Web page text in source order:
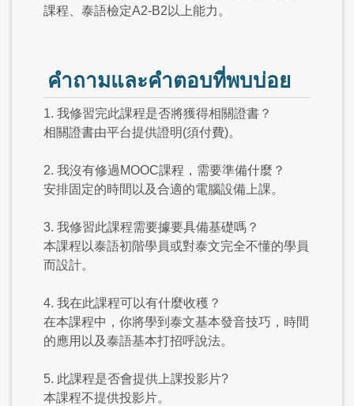
課程、泰語檢定A2-B2以上能力。
คำถามและคำตอบที่พบบ่อย
1. 我修習完此課程是否將獲得相關證書？
相關證書由平台提供證明(須付費)。
2. 我沒有修過MOOC課程，需要準備什麼？
安排固定的時間以及合適的電腦設備上課。
3. 我修習此課程需要據要具備基礎嗎？
本課程以泰語初階學員或對泰文完全不懂的學員
而設計。
4. 我在此課程可以有什麼收穫？
在本課程中，你將學到泰文基本發音技巧，時間
的應用以及泰語基本打招呼說法。
5. 此課程是否會提供上課投影片?
本課程不提供投影片。